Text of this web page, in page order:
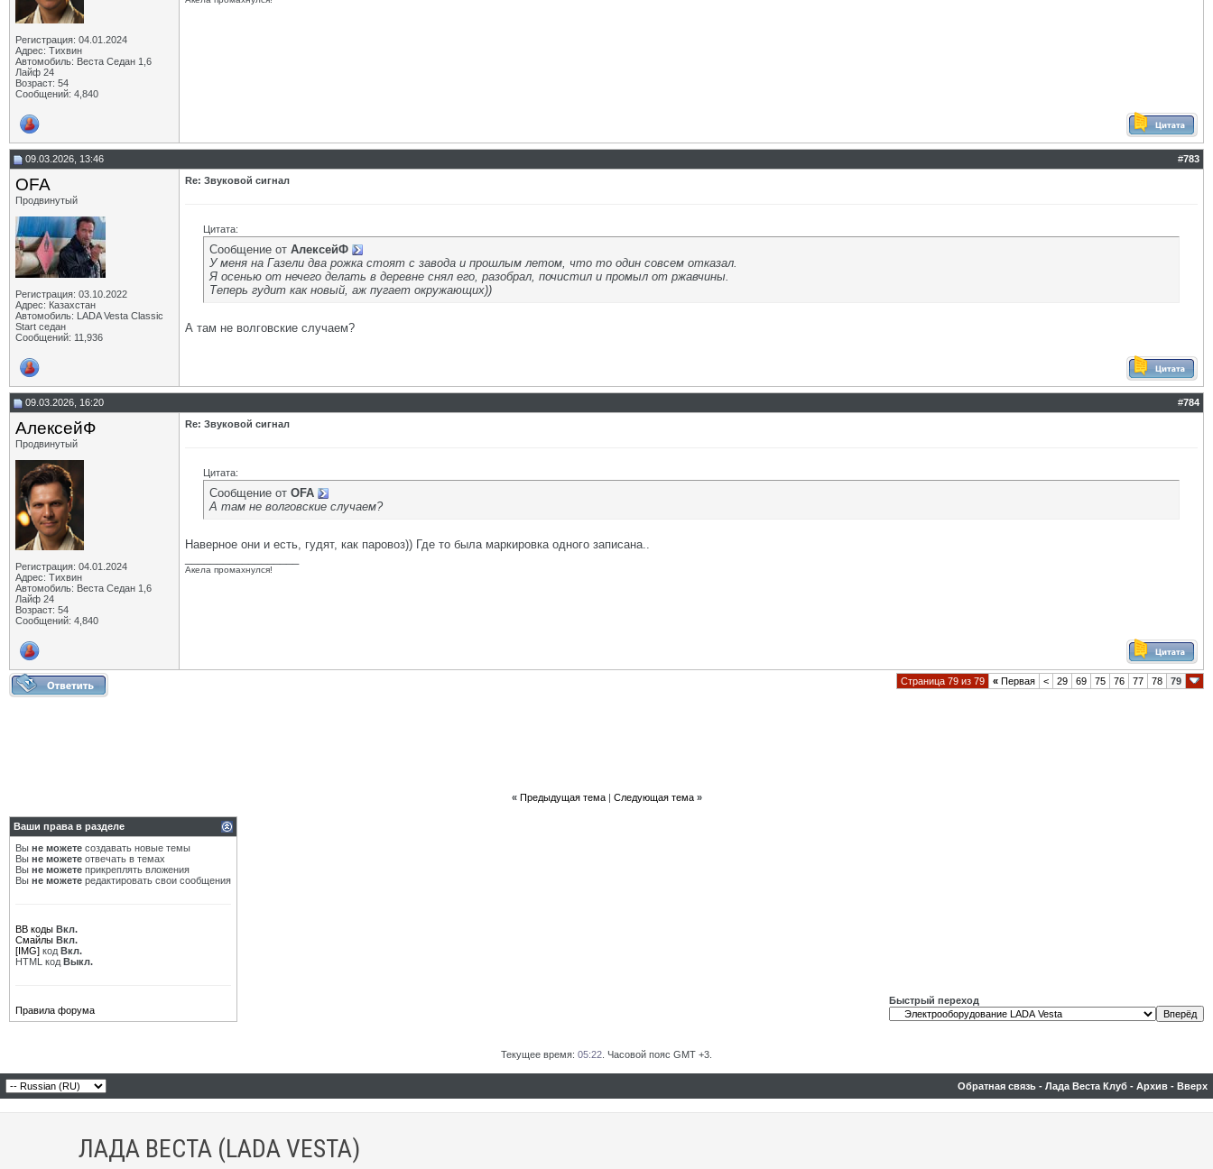
Регистрация: 04.01.2024
Адрес: Тихвин
Автомобиль: Веста Седан 1,6
Лайф 24
Возраст: 54
Сообщений: 4,840
09.03.2026, 13:46 #783
OFA
Продвинутый
Регистрация: 03.10.2022
Адрес: Казахстан
Автомобиль: LADA Vesta Classic
Start седан
Сообщений: 11,936
Re: Звуковой сигнал
Цитата:
Сообщение от АлексейФ
У меня на Газели два рожка стоят с завода и прошлым летом, что то один совсем отказал.
Я осенью от нечего делать в деревне снял его, разобрал, почистил и промыл от ржавчины.
Теперь гудит как новый, аж пугает окружающих))
А там не волговские случаем?
09.03.2026, 16:20 #784
АлексейФ
Продвинутый
Регистрация: 04.01.2024
Адрес: Тихвин
Автомобиль: Веста Седан 1,6
Лайф 24
Возраст: 54
Сообщений: 4,840
Re: Звуковой сигнал
Цитата:
Сообщение от OFA
А там не волговские случаем?
Наверное они и есть, гудят, как паровоз)) Где то была маркировка одного записана..
Акела промахнулся!
Страница 79 из 79 « Первая < 29 69 75 76 77 78 79
« Предыдущая тема| Следующая тема »
Ваши права в разделе
Вы не можете создавать новые темы
Вы не можете отвечать в темах
Вы не можете прикреплять вложения
Вы не можете редактировать свои сообщения
BB коды Вкл.
Смайлы Вкл.
[IMG] код Вкл.
HTML код Выкл.
Правила форума
Быстрый переход
Текущее время: 05:22 . Часовой пояс GMT +3.
Обратная связь - Лада Веста Клуб - Архив - Вверх
ЛАДА ВЕСТА (LADA VESTA)